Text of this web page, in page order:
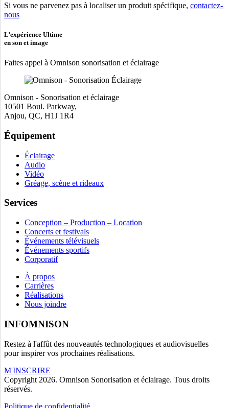
Si vous ne parvenez pas à localiser un produit spécifique, contactez-
nous
L’expérience Ultime
en son et image
Faites appel à Omnison sonorisation et éclairage
Omnison - Sonorisation et éclairage
10501 Boul. Parkway,
Anjou, QC, H1J 1R4
Équipement
Éclairage
Audio
Vidéo
Gréage, scène et rideaux
Services
Conception – Production – Location
Concerts et festivals
Événements télévisuels
Événements sportifs
Corporatif
À propos
Carrières
Réalisations
Nous joindre
INFOMNISON
Restez à l'affût des nouveautés technologiques et audiovisuelles
pour inspirer vos prochaines réalisations.
M'INSCRIRE
Copyright 2026. Omnison Sonorisation et éclairage. Tous droits
réservés.
Politique de confidentialité